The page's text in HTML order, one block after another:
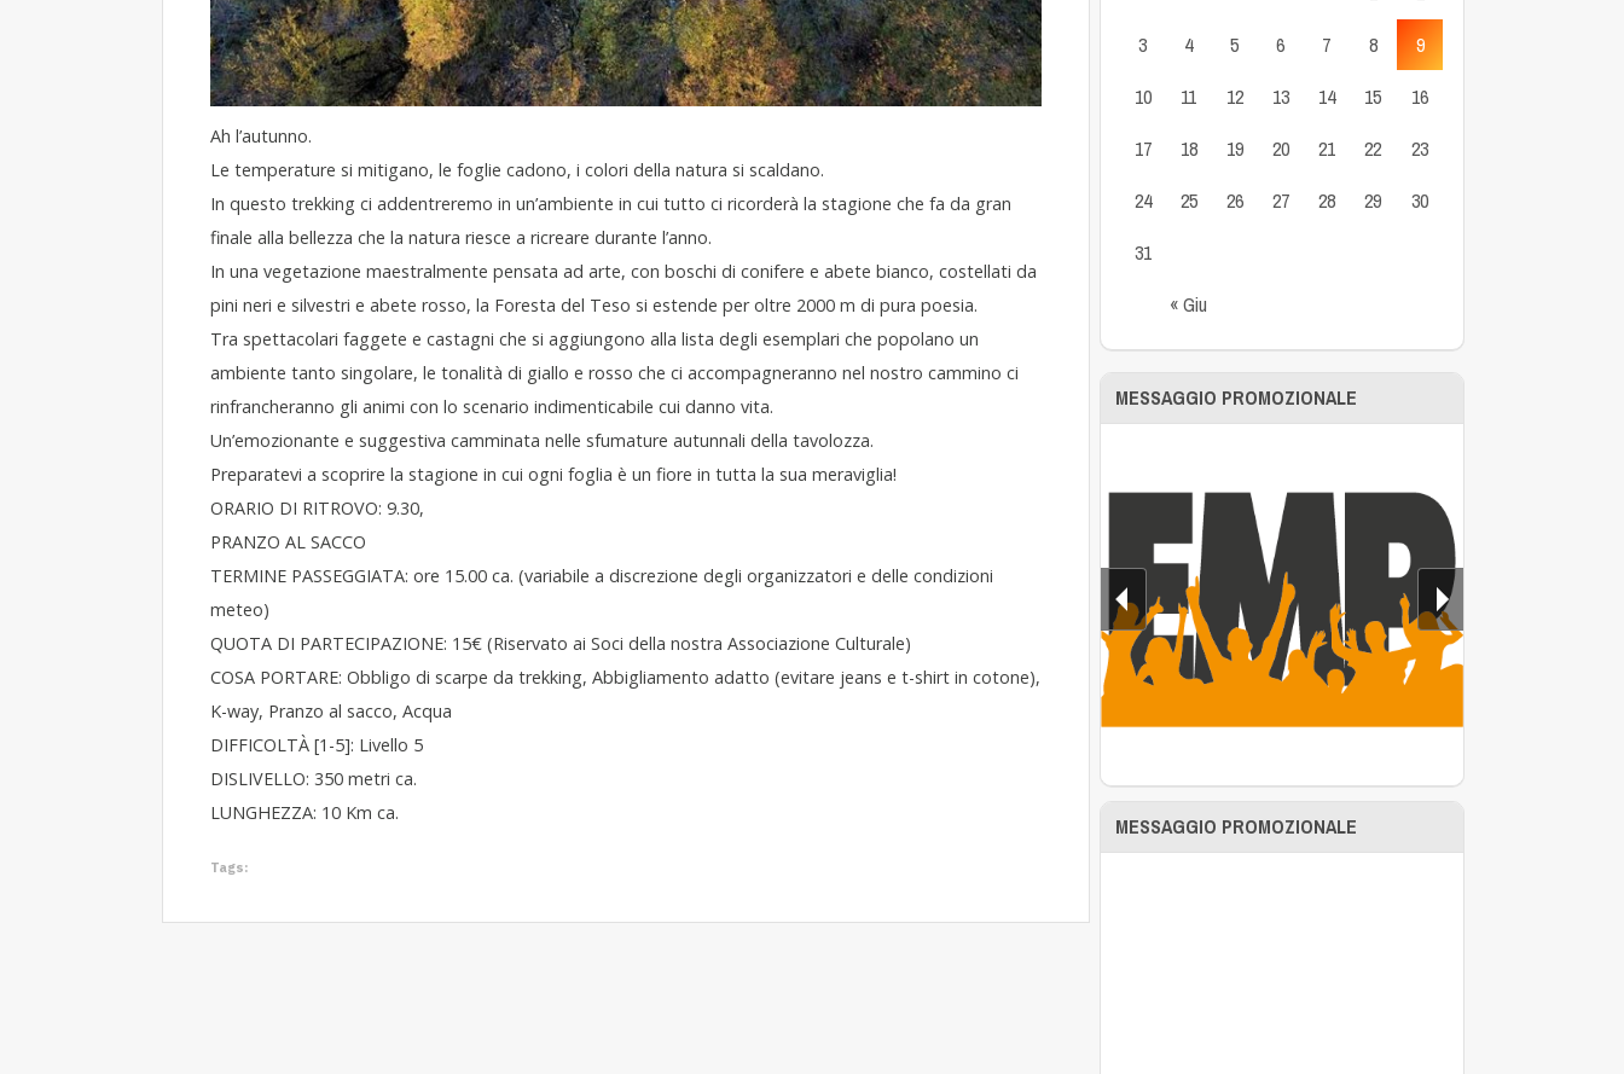
Ah l’autunno.
Le temperature si mitigano, le foglie cadono, i colori della natura si scaldano.
In questo trekking ci addentreremo in un’ambiente in cui tutto ci ricorderà la stagione che fa da gran
finale alla bellezza che la natura riesce a ricreare durante l’anno.
In una vegetazione maestralmente pensata ad arte, con boschi di conifere e abete bianco, costellati da
pini neri e silvestri e abete rosso, la Foresta del Teso si estende per oltre 2000 m di pura poesia.
Tra spettacolari faggete e castagni che si aggiungono alla lista degli esemplari che popolano un
ambiente tanto singolare, le tonalità di giallo e rosso che ci accompagneranno nel nostro cammino ci
rinfrancheranno gli animi con lo scenario indimenticabile cui danno vita.
Un’emozionante e suggestiva camminata nelle sfumature autunnali della tavolozza.
Preparatevi a scoprire la stagione in cui ogni foglia è un fiore in tutta la sua meraviglia!
ORARIO DI RITROVO: 9.30,
PRANZO AL SACCO
TERMINE PASSEGGIATA: ore 15.00 ca. (variabile a discrezione degli organizzatori e delle condizioni
meteo)
QUOTA DI PARTECIPAZIONE: 15€ (Riservato ai Soci della nostra Associazione Culturale)
COSA PORTARE: Obbligo di scarpe da trekking, Abbigliamento adatto (evitare jeans e t-shirt in cotone),
K-way, Pranzo al sacco, Acqua
DIFFICOLTÀ [1-5]: Livello 5
DISLIVELLO: 350 metri ca.
LUNGHEZZA: 10 Km ca.
Tags:
« Giu
3
4 5 6 7 8
9
10
11 12 13 14 15
16
17
18 19 20 21 22
23
24
25 26 27 28 29
30
31
MESSAGGIO PROMOZIONALE
MESSAGGIO PROMOZIONALE